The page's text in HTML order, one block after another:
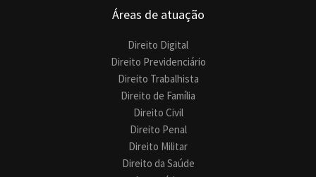
Áreas de atuação
Direito Digital
Direito Previdenciário
Direito Trabalhista
Direito de Família
Direito Civil
Direito Penal
Direito Militar
Direito da Saúde